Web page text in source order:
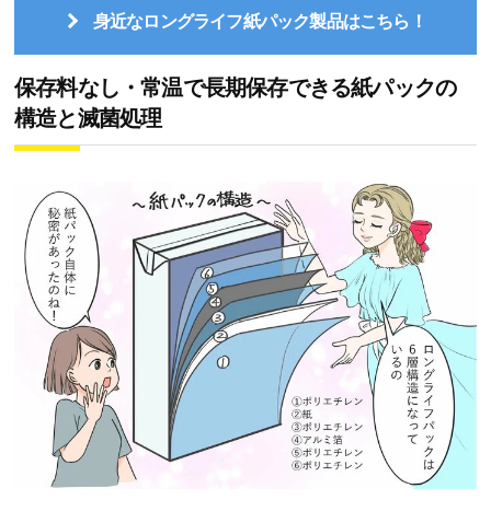
身近なロングライフ紙パック製品はこちら！
保存料なし・常温で長期保存できる紙パックの
構造と滅菌処理